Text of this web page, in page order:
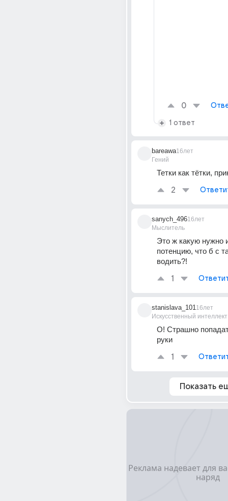
0
1 ответ
bareawa
Гений
16лет
Тетки как тётки,
2
sanych_496
Мыслитель
16лет
Это ж какую нужно
потенцию, что б с
водить?!
1
stanislava_101
Искусственный интеллект
16лет
О! Страшно
руки
1
Показать